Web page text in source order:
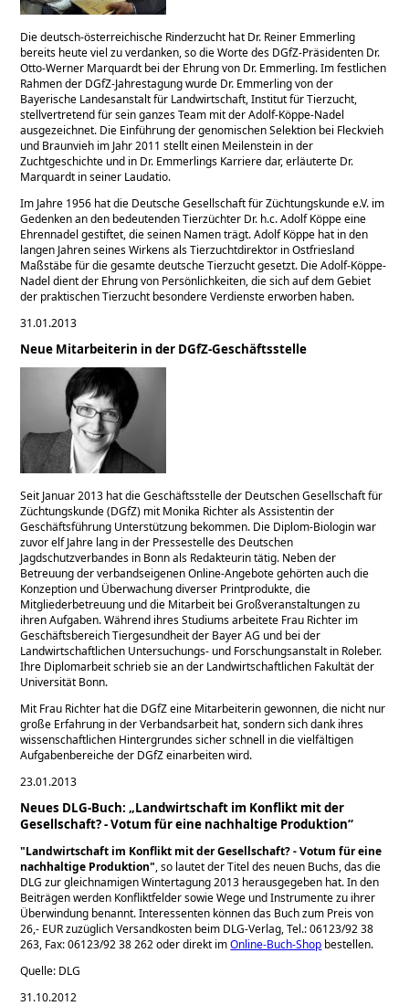
Die deutsch-österreichische Rinderzucht hat Dr. Reiner Emmerling
bereits heute viel zu verdanken, so die Worte des DGfZ-Präsidenten Dr.
Otto-Werner Marquardt bei der Ehrung von Dr. Emmerling. Im festlichen
Rahmen der DGfZ-Jahrestagung wurde Dr. Emmerling von der
Bayerische Landesanstalt für Landwirtschaft, Institut für Tierzucht,
stellvertretend für sein ganzes Team mit der Adolf-Köppe-Nadel
ausgezeichnet. Die Einführung der genomischen Selektion bei Fleckvieh
und Braunvieh im Jahr 2011 stellt einen Meilenstein in der
Zuchtgeschichte und in Dr. Emmerlings Karriere dar, erläuterte Dr.
Marquardt in seiner Laudatio.
Im Jahre 1956 hat die Deutsche Gesellschaft für Züchtungskunde e.V. im
Gedenken an den bedeutenden Tierzüchter Dr. h.c. Adolf Köppe eine
Ehrennadel gestiftet, die seinen Namen trägt. Adolf Köppe hat in den
langen Jahren seines Wirkens als Tierzuchtdirektor in Ostfriesland
Maßstäbe für die gesamte deutsche Tierzucht gesetzt. Die Adolf-Köppe-
Nadel dient der Ehrung von Persönlichkeiten, die sich auf dem Gebiet
der praktischen Tierzucht besondere Verdienste erworben haben.
31.01.2013
Neue Mitarbeiterin in der DGfZ-Geschäftsstelle
Seit Januar 2013 hat die Geschäftsstelle der Deutschen Gesellschaft für
Züchtungskunde (DGfZ) mit Monika Richter als Assistentin der
Geschäftsführung Unterstützung bekommen. Die Diplom-Biologin war
zuvor elf Jahre lang in der Pressestelle des Deutschen
Jagdschutzverbandes in Bonn als Redakteurin tätig. Neben der
Betreuung der verbandseigenen Online-Angebote gehörten auch die
Konzeption und Überwachung diverser Printprodukte, die
Mitgliederbetreuung und die Mitarbeit bei Großveranstaltungen zu
ihren Aufgaben. Während ihres Studiums arbeitete Frau Richter im
Geschäftsbereich Tiergesundheit der Bayer AG und bei der
Landwirtschaftlichen Untersuchungs- und Forschungsanstalt in Roleber.
Ihre Diplomarbeit schrieb sie an der Landwirtschaftlichen Fakultät der
Universität Bonn.
Mit Frau Richter hat die DGfZ eine Mitarbeiterin gewonnen, die nicht nur
große Erfahrung in der Verbandsarbeit hat, sondern sich dank ihres
wissenschaftlichen Hintergrundes sicher schnell in die vielfältigen
Aufgabenbereiche der DGfZ einarbeiten wird.
23.01.2013
Neues DLG-Buch: „Landwirtschaft im Konflikt mit der
Gesellschaft? - Votum für eine nachhaltige Produktion“
Landwirtschaft im Konflikt mit der Gesellschaft? - Votum für eine
nachhaltige Produktion , so lautet der Titel des neuen Buchs, das die
DLG zur gleichnamigen Wintertagung 2013 herausgegeben hat. In den
Beiträgen werden Konfliktfelder sowie Wege und Instrumente zu ihrer
Überwindung benannt. Interessenten können das Buch zum Preis von
26,- EUR zuzüglich Versandkosten beim DLG-Verlag, Tel.: 06123/92 38
263, Fax: 06123/92 38 262 oder direkt imOnline-Buch-Shop bestellen.
Quelle: DLG
31.10.2012